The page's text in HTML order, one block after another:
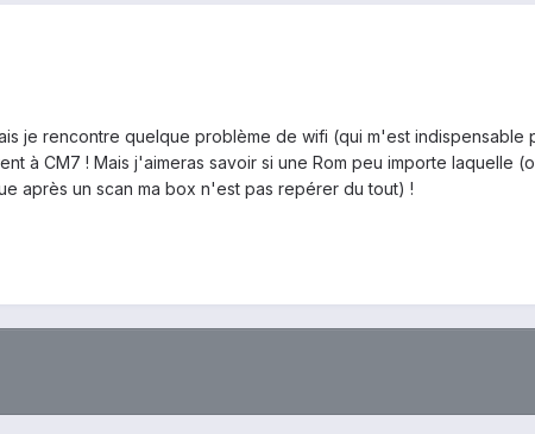
je rencontre quelque problème de wifi (qui m'est
à CM7 ! Mais j'aimeras savoir si une Rom peu importe laquelle
après un scan ma box n'est pas repérer du tout) !